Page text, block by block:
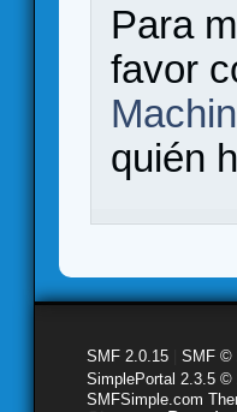
Para
favor
quién
SMF 2.0.15 SMF ©
SimplePortal 2.3.5 ©
SMFSimple.com